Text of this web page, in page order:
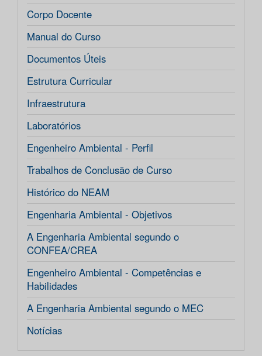
Corpo Docente
Manual do Curso
Documentos Úteis
Estrutura Curricular
Infraestrutura
Laboratórios
Engenheiro Ambiental - Perfil
Trabalhos de Conclusão de Curso
Histórico do NEAM
Engenharia Ambiental - Objetivos
A Engenharia Ambiental segundo o
CONFEA/CREA
Engenheiro Ambiental - Competências e
Habilidades
A Engenharia Ambiental segundo o MEC
Notícias